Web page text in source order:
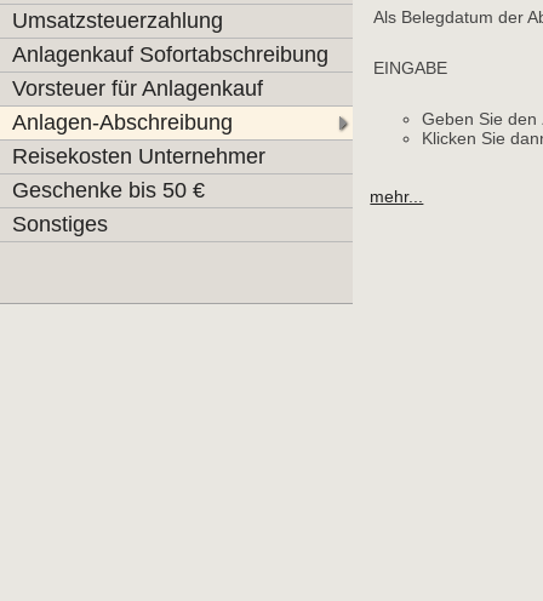
Umsatzsteuerzahlung
Anlagenkauf Sofortabschreibung
Vorsteuer für Anlagenkauf
Anlagen-Abschreibung
Reisekosten Unternehmer
Geschenke bis 50 €
Sonstiges
Als Belegdatum der
EINGABE
Geben Sie den
Klicken Sie
mehr...